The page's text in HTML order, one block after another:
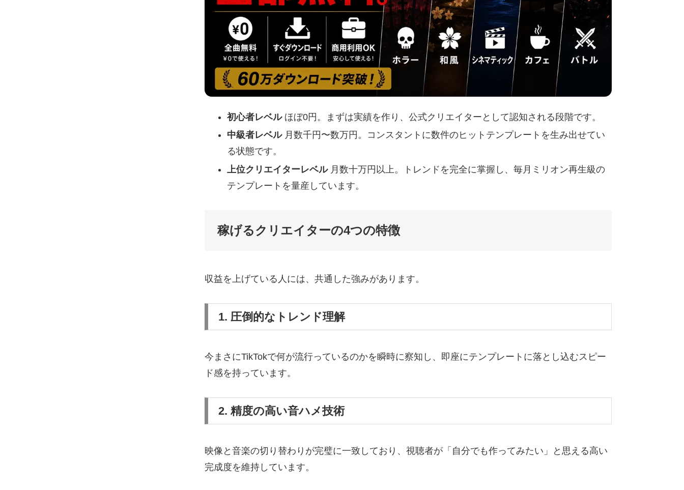
初心者レベルほぼ0円。まずは実績を作り、公式クリエイターとして認知される段階です。
中級者レベル月数千円〜数万円。コンスタントに数件のヒットテンプレートを生み出せてい
る状態です。
上位クリエイターレベル月数十万円以上。トレンドを完全に掌握し、毎月ミリオン再生級の
テンプレートを量産しています。
稼げるクリエイターの4つの特徴
収益を上げている人には、共通した強みがあります。
1. 圧倒的なトレンド理解
今まさにTikTokで何が流行っているのかを瞬時に察知し、即座にテンプレートに落とし込むスピー
ド感を持っています。
2. 精度の高い音ハメ技術
映像と音楽の切り替わりが完璧に一致しており、視聴者が「自分でも作ってみたい」と思える高い
完成度を維持しています。